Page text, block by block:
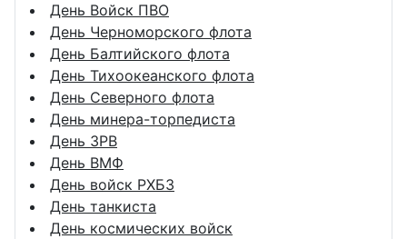
День Войск ПВО
День Черноморского флота
День Балтийского флота
День Тихоокеанского флота
День Северного флота
День минера-торпедиста
День ЗРВ
День ВМФ
День войск РХБЗ
День танкиста
День космических войск